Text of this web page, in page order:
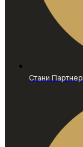
Стани Партнер